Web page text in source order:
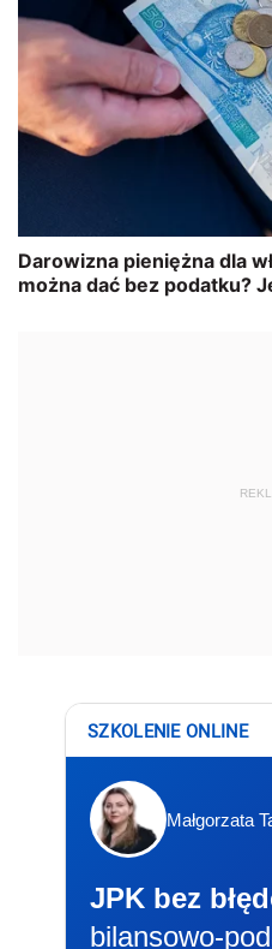
SZKOLENIE ONLINE
Małgorzata
JPK bez
bilansowo-